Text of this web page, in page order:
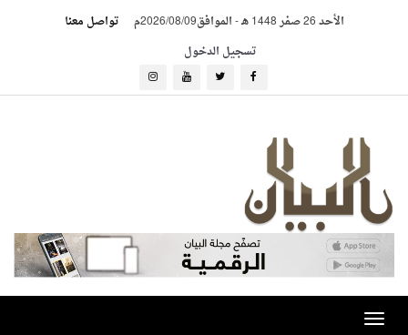
الأحد 26 صفر 1448 هـ -الموافق2026/08/09م
تواصل معنا
تسجيل الدخول
Toggle